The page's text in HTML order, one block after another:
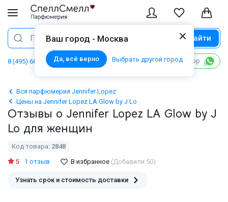
Ваш город - Москва
Да, всё верно Выбрать другой город
Поиск Найти
8 (495) 668 06 02 Написать в WhatsApp
Вся парфюмерия Jennifer Lopez
Цены на Jennifer Lopez LA Glow by J Lo
Отзывы о Jennifer Lopez LA Glow by J
Lo для женщин
Код товара: 2848
5
1 отзыв В избранное (Добавили 50)
Узнать срок и стоимость доставки